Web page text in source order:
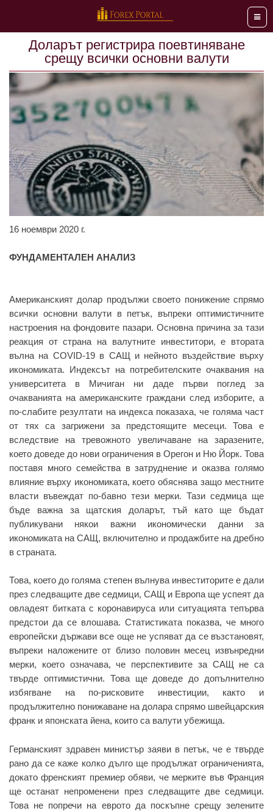
Меню
Доларът регистрира поевтиняване
срещу всички основни валути
16 ноември 2020 г.
ФУНДАМЕНТАЛЕН АНАЛИЗ
Американският долар продължи своето понижение спрямо
всички основни валути в петък, въпреки оптимистичните
настроения на фондовите пазари. Основна причина за тази
реакция от страна на валутните инвеститори, е втората
вълна на COVID-19 в САЩ и нейното въздействие върху
икономиката. Индексът на потребителските очаквания на
университета в Мичиган ни даде първи поглед за
очакванията на американските граждани след изборите, а
по-слабите резултати на индекса показаха, че голяма част
от тях са загрижени за предстоящите месеци. Това е
вследствие на тревожното увеличаване на заразените,
което доведе до нови ограничения в Орегон и Ню Йорк. Това
поставя много семейства в затруднение и оказва голямо
влияние върху икономиката, което обяснява защо местните
власти въвеждат по-бавно тези мерки. Тази седмица ще
бъде важна за щатския доларът, тъй като ще бъдат
публикувани някои важни икономически данни за
икономиката на САЩ, включително и продажбите на дребно
в страната.
Това, което до голяма степен вълнува инвеститорите е дали
през следващите две седмици, САЩ и Европа ще успеят да
овладеят битката с коронавируса или ситуацията тепърва
предстои да се влошава. Статистиката показва, че много
европейски държави все още не успяват да се възстановят,
въпреки наложените от близо половин месец извънредни
мерки, което означава, че перспективите за САЩ не са
твърде оптимистични. Това ще доведе до допълнително
избягване на по-рисковите инвестиции, както и
продължително понижаване на долара спрямо швейцарския
франк и японската йена, които са валути убежища.
Германският здравен министър заяви в петък, че е твърде
рано да се каже колко дълго ще продължат ограниченията,
докато френският премиер обяви, че мерките във Франция
ще останат непроменени през следващите две седмици.
Това не попречи на еврото да поскъпне срещу зелените